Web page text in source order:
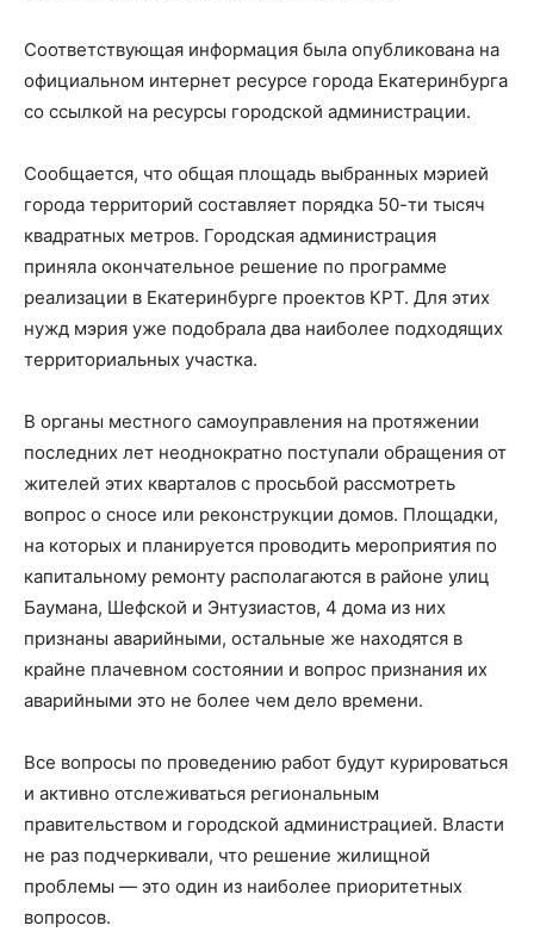
Соответствующая информация была опубликована на
официальном интернет ресурсе города Екатеринбурга
со ссылкой на ресурсы городской администрации.
Сообщается, что общая площадь выбранных мэрией
города территорий составляет порядка 50-ти тысяч
квадратных метров. Городская администрация
приняла окончательное решение по программе
реализации в Екатеринбурге проектов КРТ. Для этих
нужд мэрия уже подобрала два наиболее подходящих
территориальных участка.
В органы местного самоуправления на протяжении
последних лет неоднократно поступали обращения от
жителей этих кварталов с просьбой рассмотреть
вопрос о сносе или реконструкции домов. Площадки,
на которых и планируется проводить мероприятия по
капитальному ремонту располагаются в районе улиц
Баумана, Шефской и Энтузиастов, 4 дома из них
признаны аварийными, остальные же находятся в
крайне плачевном состоянии и вопрос признания их
аварийными это не более чем дело времени.
Все вопросы по проведению работ будут курироваться
и активно отслеживаться региональным
правительством и городской администрацией. Власти
не раз подчеркивали, что решение жилищной
проблемы — это один из наиболее приоритетных
вопросов.